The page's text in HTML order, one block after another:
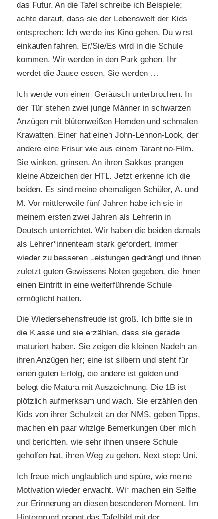
das Futur. An die Tafel schreibe ich Beispiele;
achte darauf, dass sie der Lebenswelt der Kids
entsprechen: Ich werde ins Kino gehen. Du wirst
einkaufen fahren. Er/Sie/Es wird in die Schule
kommen. Wir werden in den Park gehen. Ihr
werdet die Jause essen. Sie werden …
Ich werde von einem Geräusch unterbrochen. In
der Tür stehen zwei junge Männer in schwarzen
Anzügen mit blütenweißen Hemden und schmalen
Krawatten. Einer hat einen John-Lennon-Look, der
andere eine Frisur wie aus einem Tarantino-Film.
Sie winken, grinsen. An ihren Sakkos prangen
kleine Abzeichen der HTL. Jetzt erkenne ich die
beiden. Es sind meine ehemaligen Schüler, A. und
M. Vor mittlerweile fünf Jahren habe ich sie in
meinem ersten zwei Jahren als Lehrerin in
Deutsch unterrichtet. Wir haben die beiden damals
als Lehrer*innenteam stark gefordert, immer
wieder zu besseren Leistungen gedrängt und ihnen
zuletzt guten Gewissens Noten gegeben, die ihnen
einen Eintritt in eine weiterführende Schule
ermöglicht hatten.
Die Wiedersehensfreude ist groß. Ich bitte sie in
die Klasse und sie erzählen, dass sie gerade
maturiert haben. Sie zeigen die kleinen Nadeln an
ihren Anzügen her; eine ist silbern und steht für
einen guten Erfolg, die andere ist golden und
belegt die Matura mit Auszeichnung. Die 1B ist
plötzlich aufmerksam und wach. Sie erzählen den
Kids von ihrer Schulzeit an der NMS, geben Tipps,
machen ein paar witzige Bemerkungen über mich
und berichten, wie sehr ihnen unsere Schule
geholfen hat, ihren Weg zu gehen. Next step: Uni.
Ich freue mich unglaublich und spüre, wie meine
Motivation wieder erwacht. Wir machen ein Selfie
zur Erinnerung an diesen besonderen Moment. Im
Hintergrund prangt das Tafelbild mit der